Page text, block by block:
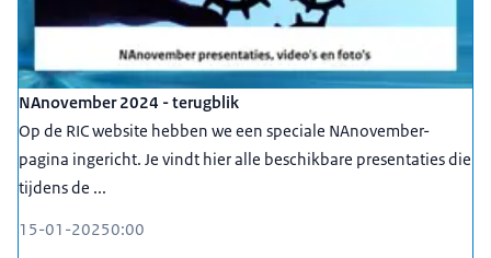
NAnovember 2024 - terugblik
Op de RIC website hebben we een speciale NAnovember-
pagina ingericht. Je vindt hier alle beschikbare presentaties die
tijdens de ...
15-01-20250:00